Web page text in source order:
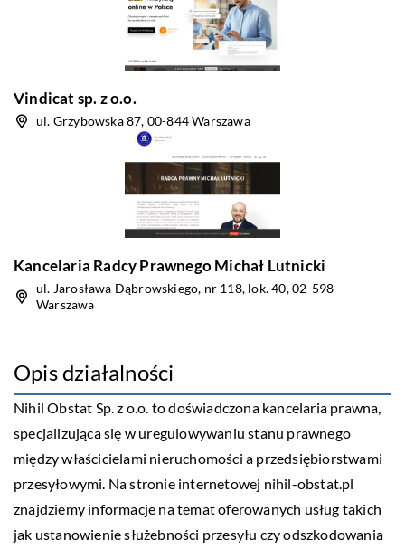
Vindicat sp. z o.o.
ul. Grzybowska 87, 00-844 Warszawa
Kancelaria Radcy Prawnego Michał Lutnicki
ul. Jarosława Dąbrowskiego, nr 118, lok. 40, 02-598
Warszawa
Opis działalności
Nihil Obstat Sp. z o.o. to doświadczona kancelaria prawna,
specjalizująca się w uregulowywaniu stanu prawnego
między właścicielami nieruchomości a przedsiębiorstwami
przesyłowymi. Na stronie internetowej nihil-obstat.pl
znajdziemy informacje na temat oferowanych usług takich
jak ustanowienie służebności przesyłu czy odszkodowania